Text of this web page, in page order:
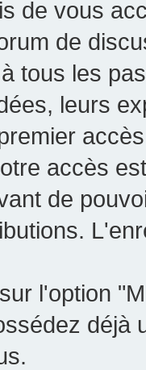
de vous
de
tous les
leurs
accès
de
l'option
déjà